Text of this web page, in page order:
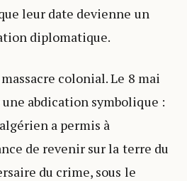
leur date devienne un
diplomatique.
colonial. Le 8 mai
abdication symbolique :
a permis à
de revenir sur la terre du
du crime, sous le